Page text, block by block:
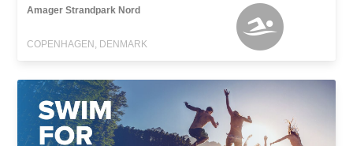
Amager Strandpark Nord
COPENHAGEN, DENMARK